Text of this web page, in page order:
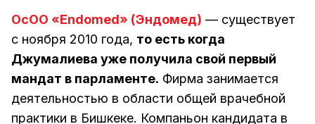
ОсОО «Endomed» (Эндомед) — существует
с ноября 2010 года, то есть когда
Джумалиева уже получила свой первый
мандат в парламенте. Фирма занимается
деятельностью в области общей врачебной
практики в Бишкеке. Компаньон кандидата в